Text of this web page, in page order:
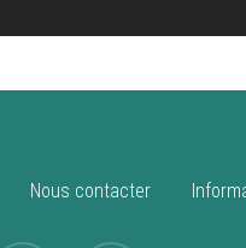
Nous contacter